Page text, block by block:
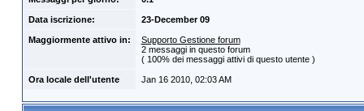
Data iscrizione: 23-December 09
Maggiormente attivo in:
Supporto Gestione forum
2 messaggi in questo forum
( 100% dei messaggi attivi di questo utente )
Ora locale dell'utente Jan 16 2010, 02:03 AM